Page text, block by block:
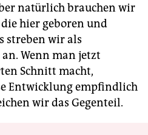
natürlich brauchen wir
hier geboren und
streben wir als
Wenn man jetzt
Schnitt macht,
Entwicklung empfindlich
wir das Gegenteil.